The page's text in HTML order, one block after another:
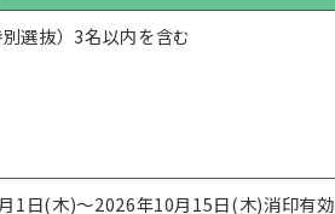
選抜）3名以内を含む
1日(木)～2026年10月15日(木)消印有効